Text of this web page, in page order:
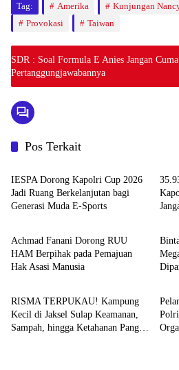
Tag: Amerika Kunjungan
Provokasi
Taiwan
SDR : Soal Formula E Anies Jangan
Pertanggungjawabannya
Pos Terkait
News
IESPA Dorong Kapolri Cup 2026
Jadi Ruang Berkelanjutan bagi
Generasi Muda E-Sports
News
Achmad Fanani Dorong RUU
HAM Berpihak pada Pemajuan
Hak Asasi Manusia
News
RISMA TERPUKAU! Kampung
Kecil di Jaksel Sulap Keamanan,
Sampah, hingga Ketahanan Pangan
Polri